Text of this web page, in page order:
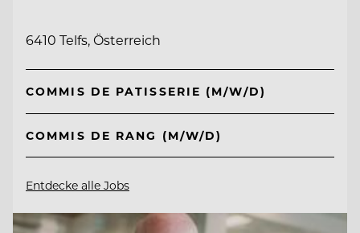
6410 Telfs, Österreich
COMMIS DE PATISSERIE (M/W/D)
COMMIS DE RANG (M/W/D)
Entdecke alle Jobs